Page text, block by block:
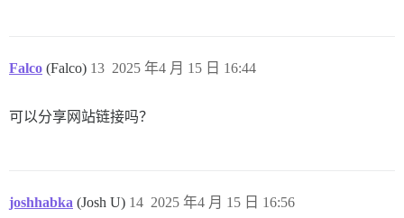
Falco (Falco) 2025 年4 月 15 日 16:44
13
可以分享网站链接吗？
joshhabka (Josh U) 2025 年4 月 15 日 16:56
14